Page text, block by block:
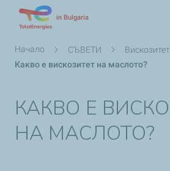
in Bulgaria
Breadcrumb
Начало СЪВЕТИ
Какво е вискозитет на маслото?
КАКВО Е
НА МАСЛОТО?